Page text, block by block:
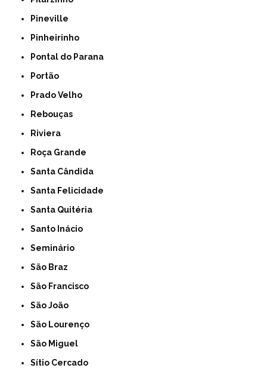
Pineville
Pinheirinho
Pontal do Parana
Portão
Prado Velho
Rebouças
Riviera
Roça Grande
Santa Cândida
Santa Felicidade
Santa Quitéria
Santo Inácio
Seminário
São Braz
São Francisco
São João
São Lourenço
São Miguel
Sítio Cercado